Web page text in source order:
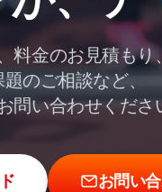
料金のお見積もり、
のご相談など、
問い合わせくださ
お問い